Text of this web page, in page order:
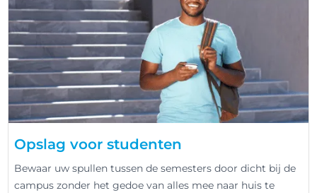
Opslag voor studenten
Bewaar uw spullen tussen de semesters door dicht bij de
campus zonder het gedoe van alles mee naar huis te